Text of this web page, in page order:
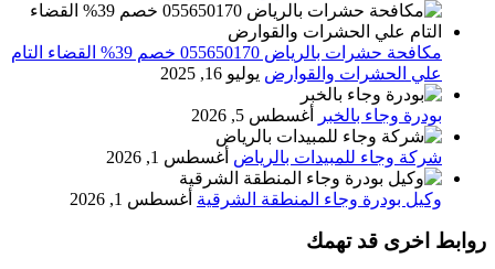
مكافحة حشرات بالرياض 055650170 خصم 39% القضاء التام
علي الحشرات والقوارض يوليو 16, 2025
بودرة وجاء بالخبر أغسطس 5, 2026
شركة وجاء للمبيدات بالرياض أغسطس 1, 2026
وكيل بودرة وجاء المنطقة الشرقية أغسطس 1, 2026
روابط اخرى قد تهمك